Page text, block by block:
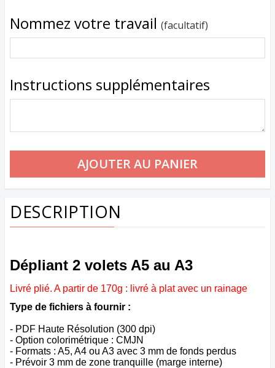
Nommez votre travail (facultatif)
Instructions supplémentaires
DESCRIPTION
Dépliant 2 volets A5 au A3
Livré plié. A partir de 170g : livré à plat avec un rainage
Type de fichiers à fournir :
- PDF Haute Résolution (300 dpi)
- Option colorimétrique : CMJN
- Formats : A5, A4 ou A3 avec 3 mm de fonds perdus
- Prévoir 3 mm de zone tranquille (marge interne)